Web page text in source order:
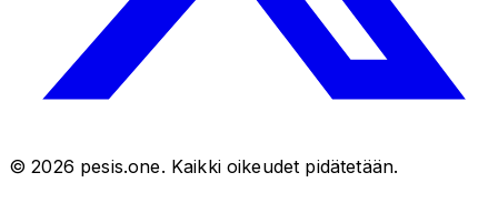
©2026 pesis.one. Kaikki oikeudet pidätetään.